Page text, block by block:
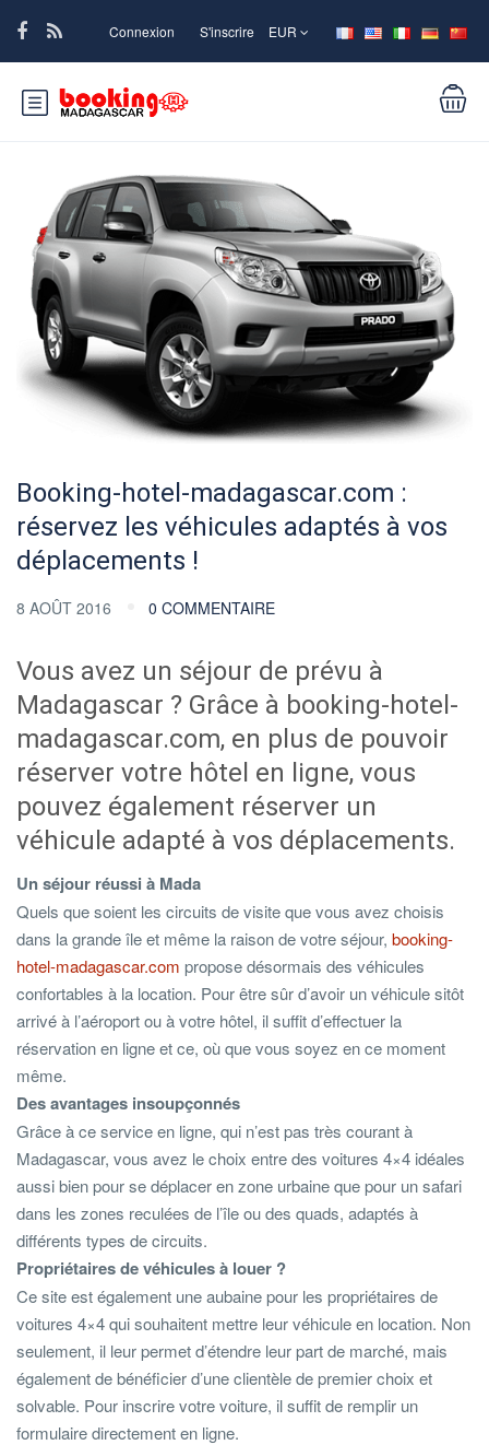
Connexion S'inscrire EUR
Booking-hotel-madagascar.com :
réservez les véhicules adaptés à vos
déplacements !
8 AOÛT 2016 0 COMMENTAIRE
Vous avez un séjour de prévu à
Madagascar ? Grâce à booking-hotel-
madagascar.com, en plus de pouvoir
réserver votre hôtel en ligne, vous
pouvez également réserver un
véhicule adapté à vos déplacements.
Un séjour réussi à Mada
Quels que soient les circuits de visite que vous avez choisis
dans la grande île et même la raison de votre séjour, booking-
hotel-madagascar.com propose désormais des véhicules
confortables à la location. Pour être sûr d’avoir un véhicule sitôt
arrivé à l’aéroport ou à votre hôtel, il suffit d’effectuer la
réservation en ligne et ce, où que vous soyez en ce moment
même.
Des avantages insoupçonnés
Grâce à ce service en ligne, qui n’est pas très courant à
Madagascar, vous avez le choix entre des voitures 4×4 idéales
aussi bien pour se déplacer en zone urbaine que pour un safari
dans les zones reculées de l’île ou des quads, adaptés à
différents types de circuits.
Propriétaires de véhicules à louer ?
Ce site est également une aubaine pour les propriétaires de
voitures 4×4 qui souhaitent mettre leur véhicule en location. Non
seulement, il leur permet d’étendre leur part de marché, mais
également de bénéficier d’une clientèle de premier choix et
solvable. Pour inscrire votre voiture, il suffit de remplir un
formulaire directement en ligne.